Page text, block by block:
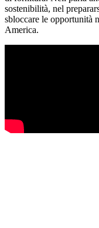
sostenibilità, nel
sbloccare le opportunità
America.